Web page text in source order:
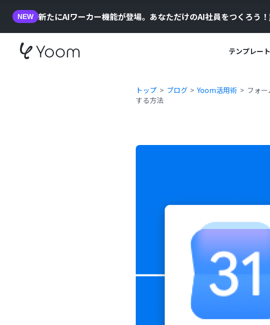
NEW 新たにAIワーカー機能が登場。あなただけのAI社員をつくろう！
テンプレート
トップ ブログ Yoom活用術
フォ
する方法